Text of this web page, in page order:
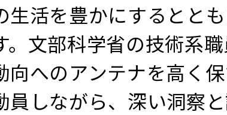
生活を豊かにするとと
。文部科学省の技術系
向へのアンテナを高く
員しながら、深い洞察